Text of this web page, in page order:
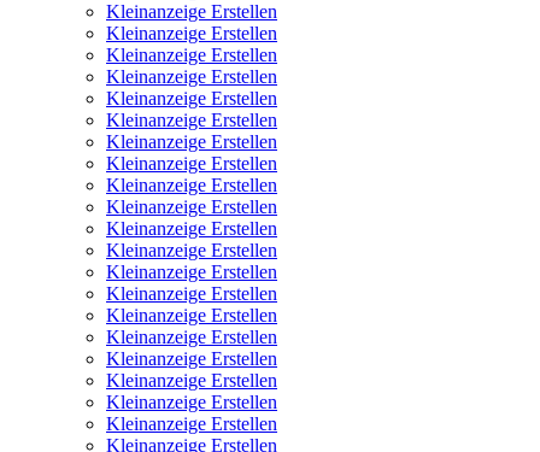
Kleinanzeige Erstellen
Kleinanzeige Erstellen
Kleinanzeige Erstellen
Kleinanzeige Erstellen
Kleinanzeige Erstellen
Kleinanzeige Erstellen
Kleinanzeige Erstellen
Kleinanzeige Erstellen
Kleinanzeige Erstellen
Kleinanzeige Erstellen
Kleinanzeige Erstellen
Kleinanzeige Erstellen
Kleinanzeige Erstellen
Kleinanzeige Erstellen
Kleinanzeige Erstellen
Kleinanzeige Erstellen
Kleinanzeige Erstellen
Kleinanzeige Erstellen
Kleinanzeige Erstellen
Kleinanzeige Erstellen
Kleinanzeige Erstellen